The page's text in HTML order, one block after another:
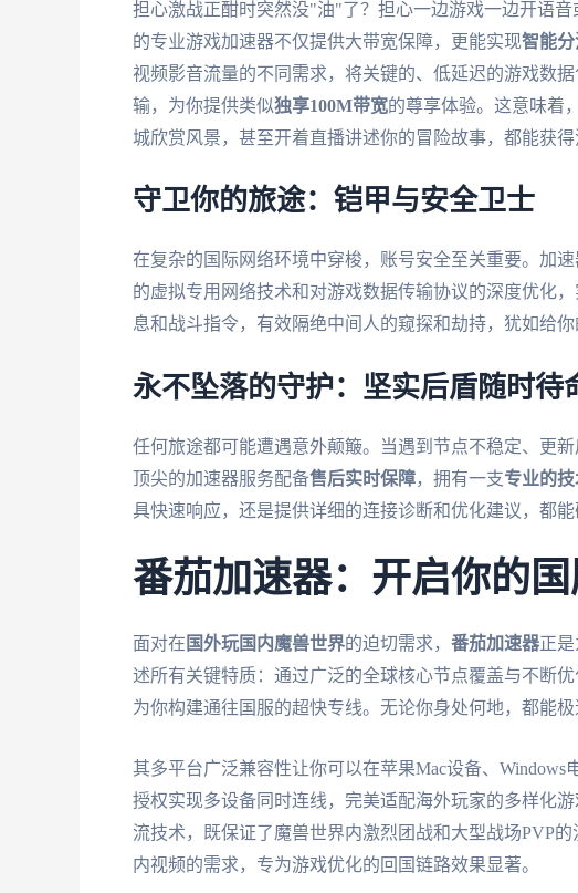
担心激战正酣时突然没"油"了？担心一边游戏一边开语音
的专业游戏加速器不仅提供大带宽保障，更能实现智能分
视频影音流量的不同需求，将关键的、低延迟的游戏数据
输，为你提供类似独享100M带宽的尊享体验。这意味着
城欣赏风景，甚至开着直播讲述你的冒险故事，都能获得
守卫你的旅途：铠甲与安全卫士
在复杂的国际网络环境中穿梭，账号安全至关重要。加
的虚拟专用网络技术和对游戏数据传输协议的深度优化
息和战斗指令，有效隔绝中间人的窥探和劫持，犹如给你
永不坠落的守护：坚实后盾随时待
任何旅途都可能遭遇意外颠簸。当遇到节点不稳定、更
顶尖的加速器服务配备售后实时保障，拥有一支专业的
具快速响应，还是提供详细的连接诊断和优化建议，都
番茄加速器：开启你的
面对在 国外玩国内魔兽世界的迫切需求， 番茄加速器正
述所有关键特质：通过广泛的全球核心节点覆盖与不断
为你构建通往国服的超快专线。无论你身处何地，都能
其多平台广泛兼容性让你可以在苹果Mac设备、
授权实现多设备同时连线，完美适配海外玩家的多样化
流技术，既保证了魔兽世界内激烈团战和大型战场PVP
内视频的需求，专为游戏优化的回国链路效果显著。